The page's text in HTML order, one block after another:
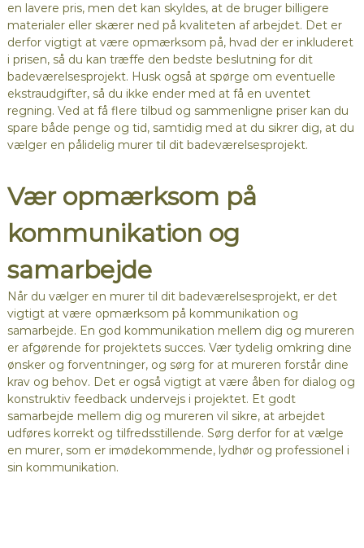
en lavere pris, men det kan skyldes, at de bruger billigere
materialer eller skærer ned på kvaliteten af arbejdet. Det er
derfor vigtigt at være opmærksom på, hvad der er inkluderet
i prisen, så du kan træffe den bedste beslutning for dit
badeværelsesprojekt. Husk også at spørge om eventuelle
ekstraudgifter, så du ikke ender med at få en uventet
regning. Ved at få flere tilbud og sammenligne priser kan du
spare både penge og tid, samtidig med at du sikrer dig, at du
vælger en pålidelig murer til dit badeværelsesprojekt.
Vær opmærksom på
kommunikation og
samarbejde
Når du vælger en murer til dit badeværelsesprojekt, er det
vigtigt at være opmærksom på kommunikation og
samarbejde. En god kommunikation mellem dig og mureren
er afgørende for projektets succes. Vær tydelig omkring dine
ønsker og forventninger, og sørg for at mureren forstår dine
krav og behov. Det er også vigtigt at være åben for dialog og
konstruktiv feedback undervejs i projektet. Et godt
samarbejde mellem dig og mureren vil sikre, at arbejdet
udføres korrekt og tilfredsstillende. Sørg derfor for at vælge
en murer, som er imødekommende, lydhør og professionel i
sin kommunikation.